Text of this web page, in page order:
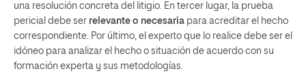
una resolución concreta del litigio. En tercer lugar, la prueba
pericial debe ser relevante o necesaria para acreditar el hecho
correspondiente. Por último, el experto que lo realice debe ser el
idóneo para analizar el hecho o situación de acuerdo con su
formación experta y sus metodologías.